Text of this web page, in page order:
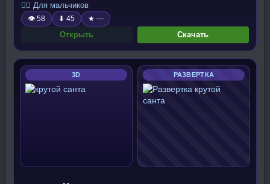
🧍‍♂️ Для мальчиков
👁 58 ⬇ 45 ★ —
Открыть Скачать
3D РАЗВЕРТКА